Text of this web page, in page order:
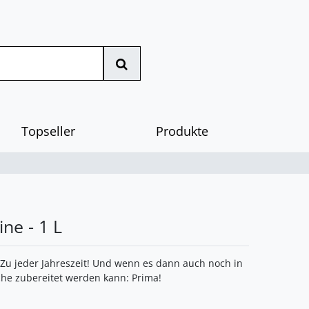
Topseller Produkte
- 1 L
jeder Jahreszeit! Und wenn es dann auch noch in
zubereitet werden kann: Prima!